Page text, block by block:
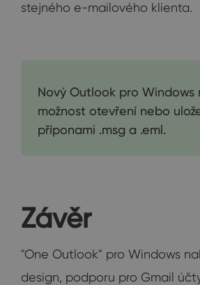
stejného e-mailového klienta.
Nový Outlook pro Windows
možnost otevření nebo
příponami .msg a .eml.
Závěr
"One Outlook" pro Windows
design, podporu pro Gmail